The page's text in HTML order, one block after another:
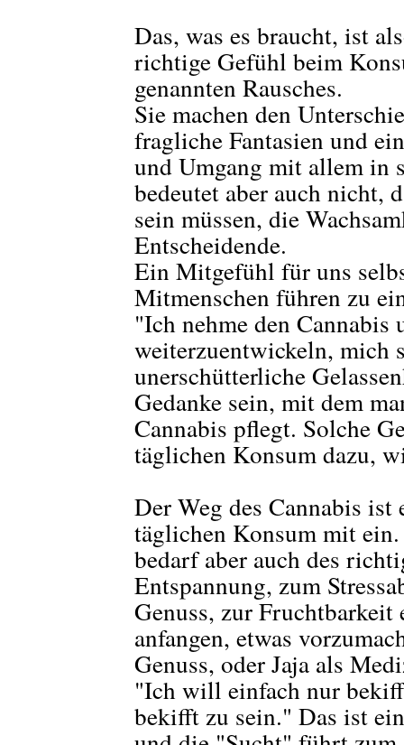
Das, was es braucht, ist
richtige Gefühl beim
genannten Rausches.
Sie machen den
fragliche Fantasien und
und Umgang mit allem in
bedeutet aber auch nicht,
sein müssen, die
Entscheidende.
Ein Mitgefühl für uns
Mitmenschen führen zu
"Ich nehme den Cannabis
weiterzuentwickeln, mich
unerschütterliche
Gedanke sein, mit dem
Cannabis pflegt. Solche
täglichen Konsum dazu,
Der Weg des Cannabis
täglichen Konsum mit
bedarf aber auch des
Entspannung, zum
Genuss, zur
anfangen, etwas
Genuss, oder Jaja als
"Ich will einfach nur
bekifft zu sein." Das ist